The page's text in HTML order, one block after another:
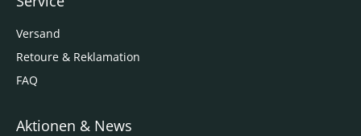
Versand
Retoure & Reklamation
FAQ
Aktionen & News